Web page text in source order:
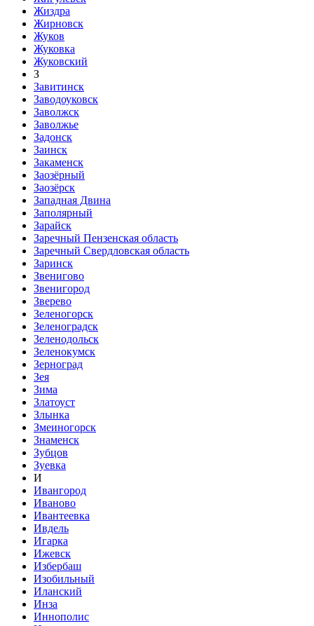
Жиздра
Жирновск
Жуков
Жуковка
Жуковский
З
Завитинск
Заводоуковск
Заволжск
Заволжье
Задонск
Заинск
Закаменск
Заозёрный
Заозёрск
Западная Двина
Заполярный
Зарайск
Заречный Пензенская область
Заречный Свердловская область
Заринск
Звенигово
Звенигород
Зверево
Зеленогорск
Зеленоградск
Зеленодольск
Зеленокумск
Зерноград
Зея
Зима
Златоуст
Злынка
Змеиногорск
Знаменск
Зубцов
Зуевка
И
Ивангород
Иваново
Ивантеевка
Ивдель
Игарка
Ижевск
Избербаш
Изобильный
Иланский
Инза
Иннополис